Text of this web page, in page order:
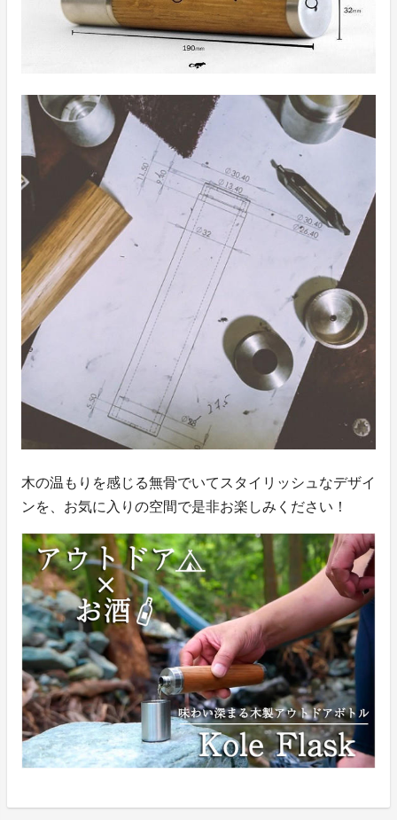
木の温もりを感じる無骨でいてスタイリッシュなデザイ
ンを、お気に入りの空間で是非お楽しみください！